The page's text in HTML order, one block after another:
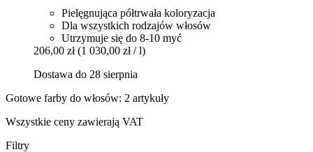
Pielęgnująca półtrwała koloryzacja
Dla wszystkich rodzajów włosów
Utrzymuje się do 8-10 myć
206,00 zł (1 030,00 zł / l)
Dostawa do 28 sierpnia
Gotowe farby do włosów: 2 artykuły
Wszystkie ceny zawierają VAT
Filtry